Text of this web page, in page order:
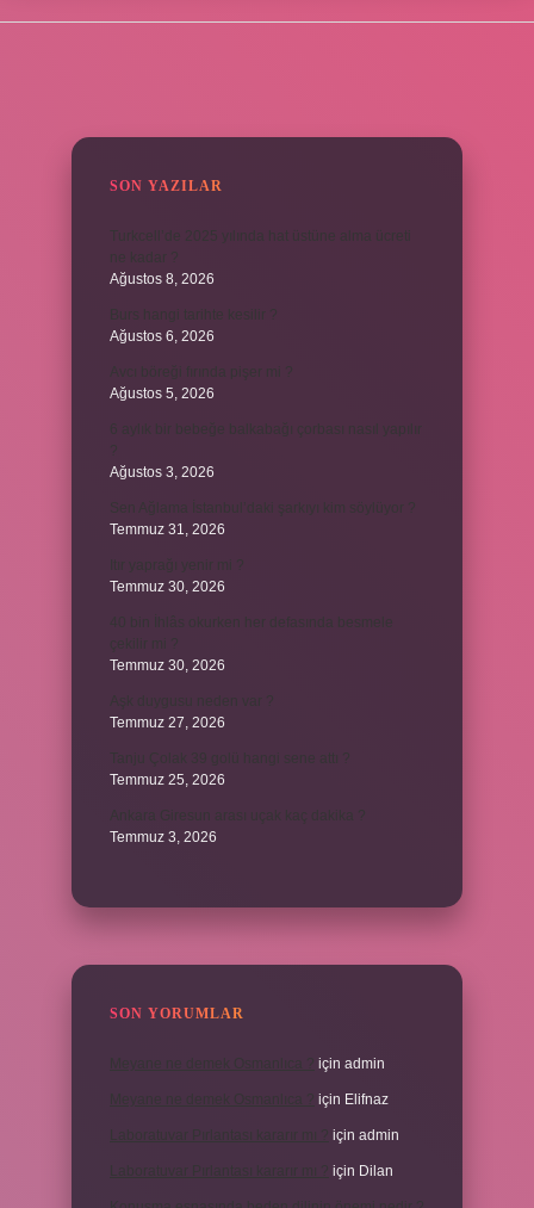
SON YAZILAR
Turkcell’de 2025 yılında hat üstüne alma ücreti
ne kadar ?
Ağustos 8, 2026
Burs hangi tarihte kesilir ?
Ağustos 6, 2026
Avcı böreği fırında pişer mi ?
Ağustos 5, 2026
6 aylık bir bebeğe balkabağı çorbası nasıl yapılır
Ağustos 3, 2026
Sen Ağlama İstanbul’daki şarkıyı kim söylüyor ?
Temmuz 31, 2026
Itır yaprağı yenir mi ?
Temmuz 30, 2026
40 bin İhlâs okurken her defasında besmele
Temmuz 30, 2026
Temmuz 27, 2026
Temmuz 25, 2026
Temmuz 3, 2026
SON YORUMLAR
için admin
için Elifnaz
için admin
için Dilan